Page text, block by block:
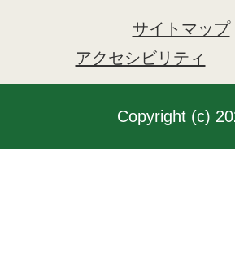
サイトマップ
アクセシビリティ
Copyright (c)